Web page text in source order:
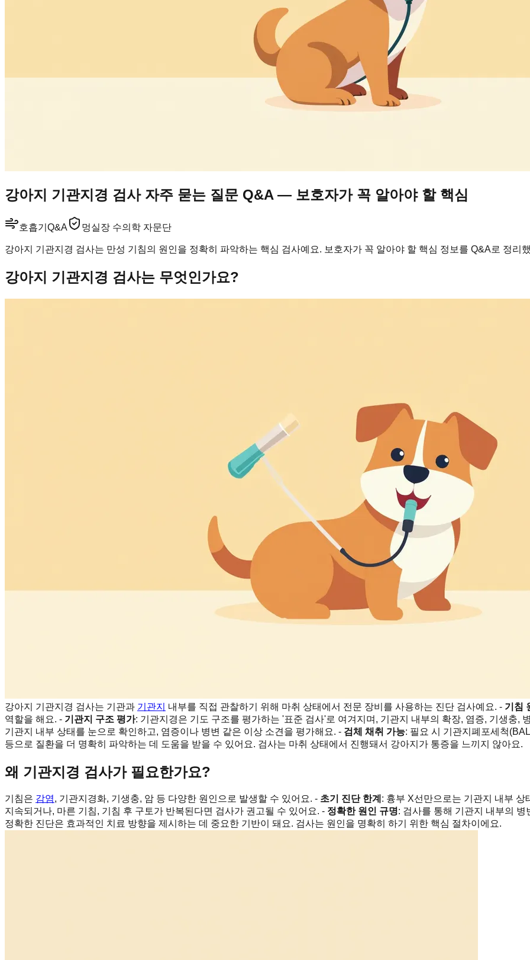
강아지 기관지경 검사 자주 묻는 질문 Q&A — 보호자가 꼭 알아야 할 핵심
호흡기 Q&A 멍실장 수의학 자문단
강아지 기관지경 검사는 만성 기침의 원인을 정확히 파악하는 핵심 검사예요. 보호자가 꼭 알아야 할 핵심 정보를 Q&A로 정리
강아지 기관지경 검사는 무엇인가요?
강아지 기관지경 검사는 기관과 기관지 내부를 직접 관찰하기 위해 마취 상태에서 전문 장비를 사용하는 진단 검사예요. - 기침
역할을 해요. - 기관지 구조 평가: 기관지경은 기도 구조를 평가하는 '표준 검사'로 여겨지며, 기관지 내부의 확장, 염증, 기생충,
기관지 내부 상태를 눈으로 확인하고, 염증이나 병변 같은 이상 소견을 평가해요. - 검체 채취 가능: 필요 시 기관지폐포세척
등으로 질환을 더 명확히 파악하는 데 도움을 받을 수 있어요. 검사는 마취 상태에서 진행돼서 강아지가 통증을 느끼지 않아요.
왜 기관지경 검사가 필요한가요?
기침은 감염, 기관지경화, 기생충, 암 등 다양한 원인으로 발생할 수 있어요. - 초기 진단 한계 : 흉부 X선만으로는 기관지 내부
지속되거나, 마른 기침, 기침 후 구토가 반복된다면 검사가 권고될 수 있어요. - 정확한 원인 규명: 검사를 통해 기관지 내부의
정확한 진단은 효과적인 치료 방향을 제시하는 데 중요한 기반이 돼요. 검사는 원인을 명확히 하기 위한 핵심 절차이에요.